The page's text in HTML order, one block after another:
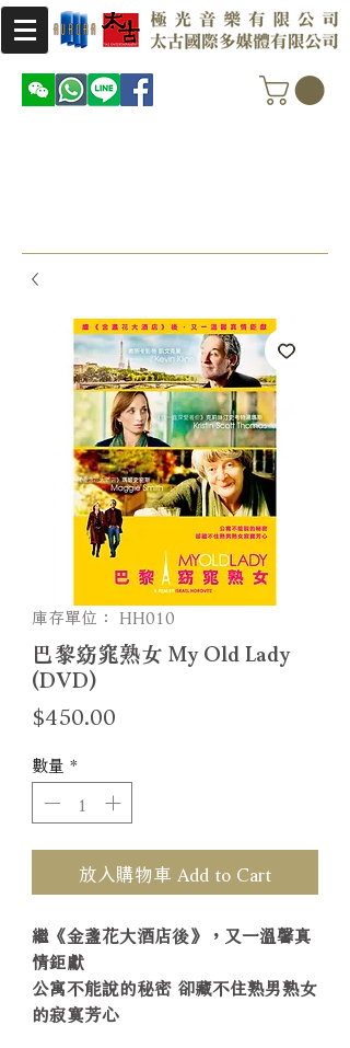
庫存單位： HH010
巴黎窈窕熟女 My Old Lady
(DVD)
$450.00
數量 *
放入購物車 Add to Cart
繼《金盞花大酒店後》，又一溫馨真
情鉅獻
公寓不能說的秘密 卻藏不住熟男熟女
的寂寞芳心